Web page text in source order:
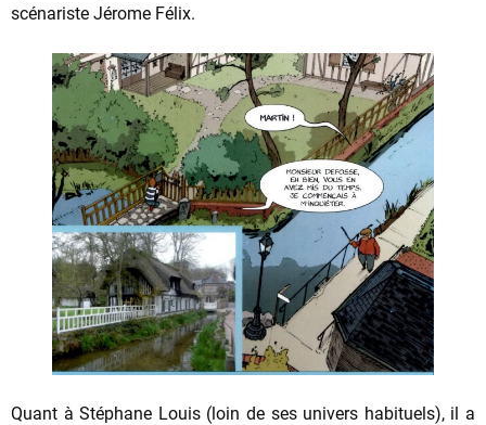
scénariste Jérome Félix.
Quant à Stéphane Louis (loin de ses univers habituels), il a